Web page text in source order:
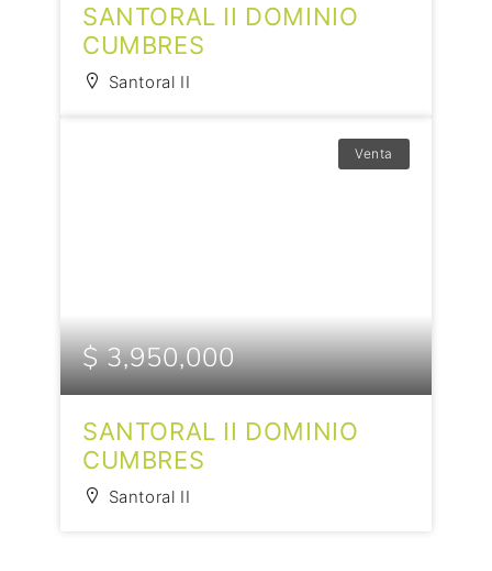
SANTORAL II DOMINIO
CUMBRES
Santoral II
Venta
$ 3,950,000
SANTORAL II DOMINIO
CUMBRES
Santoral II